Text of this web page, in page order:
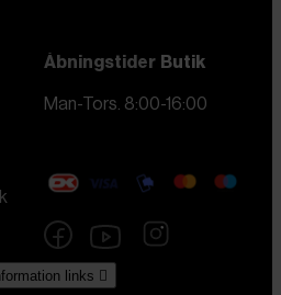
Åbningstider Butik
Man-Tors. 8:00-16:00
links 